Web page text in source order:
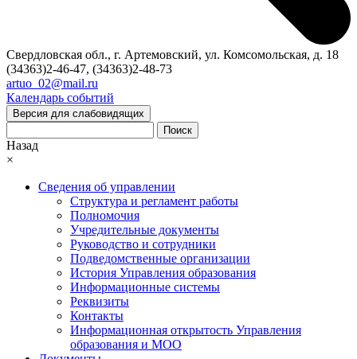
Свердловская обл., г. Артемовский, ул. Комсомольская, д. 18
(34363)2-46-47, (34363)2-48-73
artuo_02@mail.ru
Календарь событий
Версия для слабовидящих
Поиск
Назад
×
Сведения об управлении
Структура и регламент работы
Полномочия
Учредительные документы
Руководство и сотрудники
Подведомственные организации
История Управления образования
Информационные системы
Реквизиты
Контакты
Информационная открытость Управления
образования и МОО